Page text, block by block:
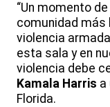
“Un momento
comunidad más
violencia
esta sala y en
violencia debe
Kamala Harris a
Florida.